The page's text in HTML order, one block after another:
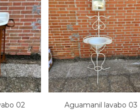
02
Aguamanil lavabo 03